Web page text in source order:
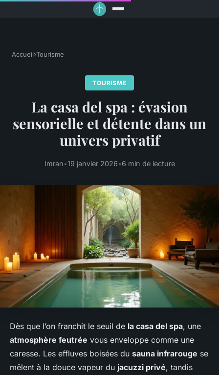
Accueil›Tourisme
TOURISME
La casa del spa : évasion
sensorielle et détente dans un
univers privatif
Imran•19 janvier 2026•6 min de lecture
Dès que l’on franchit le seuil de la casa del spa, une
atmosphère feutrée vous enveloppe comme une
caresse. Les effluves boisées du sauna infrarouge se
mêlent à la douce vapeur du jacuzzi privé, tandis